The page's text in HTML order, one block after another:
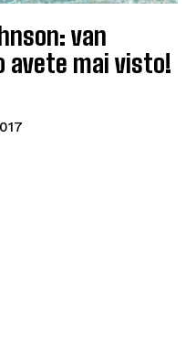
van
avete mai visto!